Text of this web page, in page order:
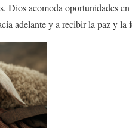
Dios acomoda oportunidades
adelante y a recibir la paz y la